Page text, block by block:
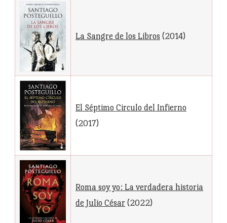
La Sangre de los Libros (2014)
El Séptimo Circulo del Infierno
(2017)
Roma soy yo: La verdadera historia
de Julio César (2022)